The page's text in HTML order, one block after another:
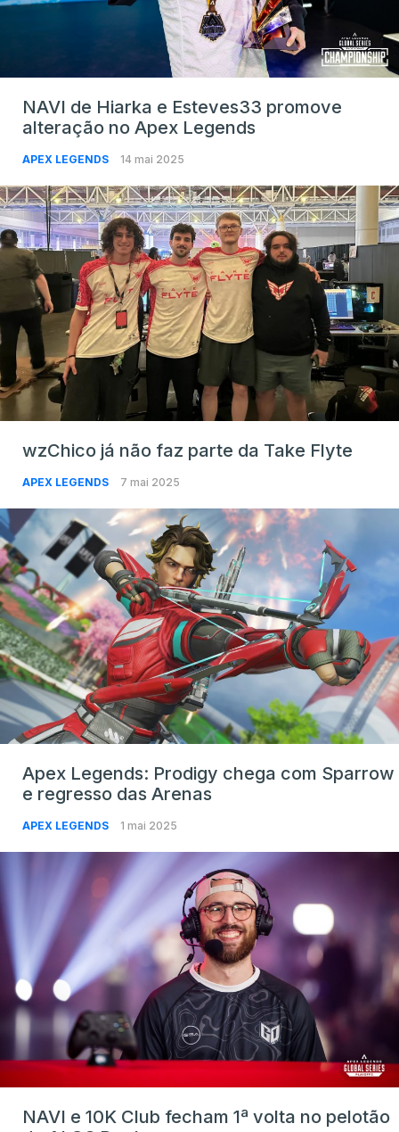
NAVI de Hiarka e Esteves33 promove
alteração no Apex Legends
APEX LEGENDS 14 mai 2025
wzChico já não faz parte da Take Flyte
APEX LEGENDS 7 mai 2025
Apex Legends: Prodigy chega com Sparrow
e regresso das Arenas
APEX LEGENDS 1 mai 2025
NAVI e 10K Club fecham 1ª volta no pelotão